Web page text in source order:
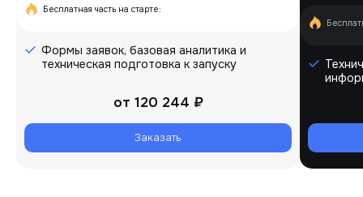
Бесплатная часть на старте:
Формы заявок, базовая аналитика и
техническая подготовка к запуску
от 120 244 ₽
Заказать